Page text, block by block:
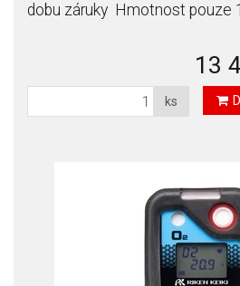
dobu záruky Hmotnost pouze
13
ks